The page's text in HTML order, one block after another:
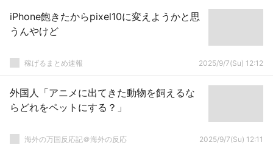
iPhone飽きたからpixel10に変えようかと思
うんやけど
稼げるまとめ速報 2025/9/7(Su) 12:12
外国人「アニメに出てきた動物を飼えるな
らどれをペットにする？」
海外の万国反応記＠海外の反応 2025/9/7(Su) 12:11